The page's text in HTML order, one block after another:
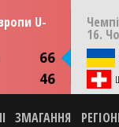
U-
66
46
13:30
16.
ПʼЯТНИЦЮ
ЗМАГАННЯ